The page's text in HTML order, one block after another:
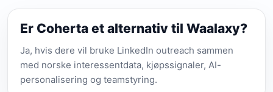
Er Coherta et alternativ til Waalaxy?
Ja, hvis dere vil bruke LinkedIn outreach sammen
med norske interessentdata, kjøpssignaler, AI-
personalisering og teamstyring.